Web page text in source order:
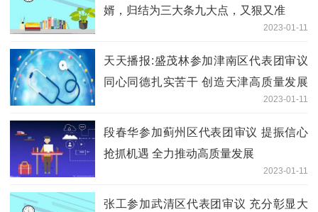
婿，归结为三大条九大点，又狠又准
2023-01-11
天天播报:盛茂林参加津南区代表团审议
同心同德扎实苦干 创造天津高质量发展
2023-01-11
段春华参加蓟州区代表团审议 提振信心
抢抓机遇 全力推动高质量发展
2023-01-11
张工参加武清区代表团审议 充分彰显大